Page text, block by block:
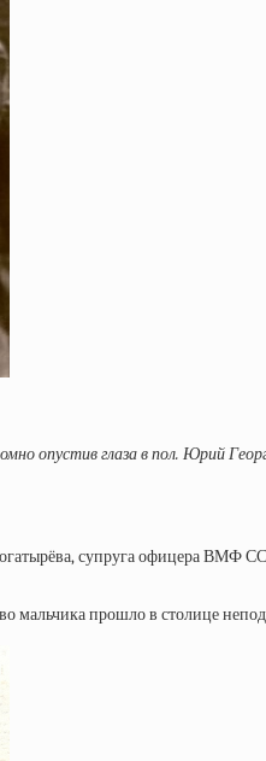
опустив глаза в пол. Юрий
супруга офицера
мальчика прошло в столице